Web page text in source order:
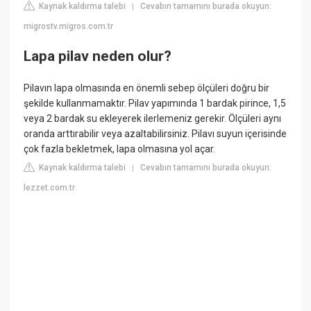
Kaynak kaldırma talebi |Cevabın tamamını burada okuyun:
migrostv.migros.com.tr
Lapa pilav neden olur?
Pilavın lapa olmasında en önemli sebep ölçüleri doğru bir
şekilde kullanmamaktır. Pilav yapımında 1 bardak pirince, 1,5
veya 2 bardak su ekleyerek ilerlemeniz gerekir. Ölçüleri aynı
oranda arttırabilir veya azaltabilirsiniz. Pilavı suyun içerisinde
çok fazla bekletmek, lapa olmasına yol açar.
Kaynak kaldırma talebi |Cevabın tamamını burada okuyun:
lezzet.com.tr